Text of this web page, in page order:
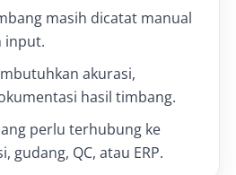
masih dicatat manual
input.
akurasi,
hasil timbang.
perlu terhubung ke
gudang, QC, atau ERP.